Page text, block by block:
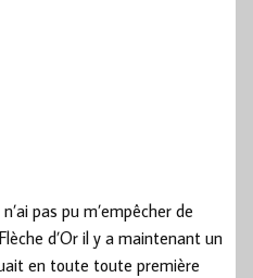
pas pu m’empêcher de
d’Or il y a maintenant un
en toute toute première